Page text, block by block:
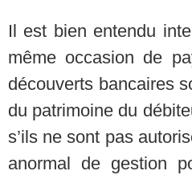
Il est bien entendu
même occasion de
découverts bancaires
du patrimoine du
s’ils ne sont pas
anormal de gestion